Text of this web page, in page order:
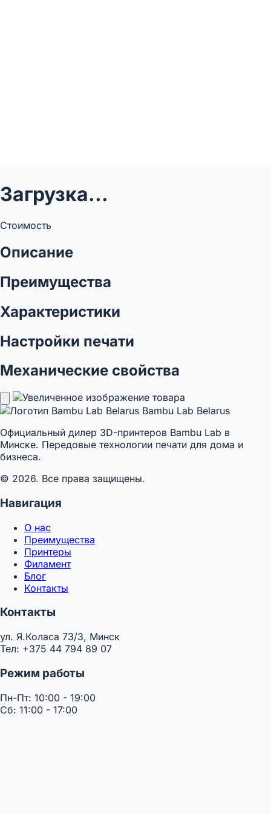
Загрузка...
Стоимость
Описание
Преимущества
Характеристики
Настройки печати
Механические свойства
Bambu Lab Belarus
Официальный дилер 3D-принтеров Bambu Lab в
Минске. Передовые технологии печати для дома и
бизнеса.
© 2026. Все права защищены.
Навигация
О нас
Преимущества
Принтеры
Филамент
Блог
Контакты
Контакты
ул. Я.Коласа 73/3, Минск
Тел: +375 44 794 89 07
Режим работы
Пн-Пт: 10:00 - 19:00
Сб: 11:00 - 17:00